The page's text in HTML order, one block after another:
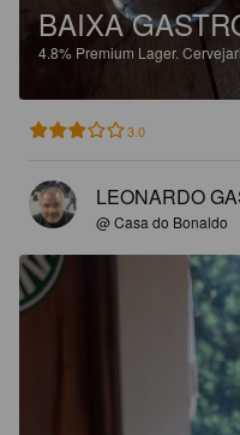
BAIXA
4.8% Premium Lager.
3.0
LEONARDO
@ Casa do Bonaldo